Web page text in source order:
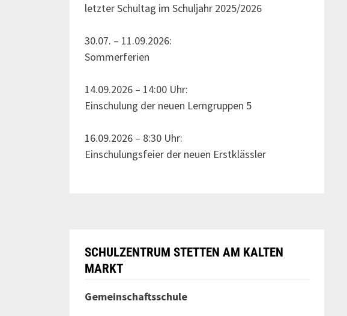
letzter Schultag im Schuljahr 2025/2026
30.07. – 11.09.2026:
Sommerferien
14.09.2026 – 14:00 Uhr:
Einschulung der neuen Lerngruppen 5
16.09.2026 – 8:30 Uhr:
Einschulungsfeier der neuen Erstklässler
SCHULZENTRUM STETTEN AM KALTEN
MARKT
Gemeinschaftsschule